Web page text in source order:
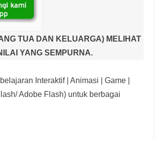
TUA DAN KELUARGA) MELIHAT
YANG SEMPURNA.
Interaktif| Animasi | Game |
Adobe Flash) untuk berbagai